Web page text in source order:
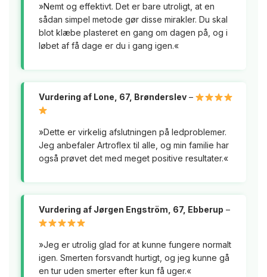
»Nemt og effektivt. Det er bare utroligt, at en
sådan simpel metode gør disse mirakler. Du skal
blot klæbe plasteret en gang om dagen på, og i
løbet af få dage er du i gang igen.«
Vurdering af Lone, 67, Brønderslev–
»Dette er virkelig afslutningen på ledproblemer.
Jeg anbefaler Artroflex til alle, og min familie har
også prøvet det med meget positive resultater.«
Vurdering af Jørgen Engström, 67, Ebberup –
»Jeg er utrolig glad for at kunne fungere normalt
igen. Smerten forsvandt hurtigt, og jeg kunne gå
en tur uden smerter efter kun få uger.«